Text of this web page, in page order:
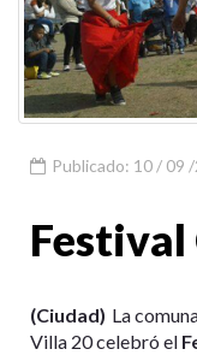
Publicado: 10 / 09
(Ciudad) La
Villa 20 celebró el